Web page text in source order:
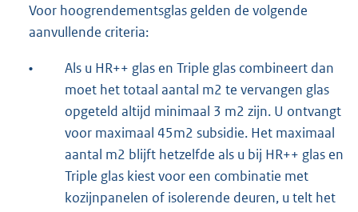
Voor hoogrendementsglas gelden de volgende
aanvullende criteria:
•
Als u HR++ glas en Triple glas combineert dan
moet het totaal aantal m2 te vervangen glas
opgeteld altijd minimaal 3 m2 zijn. U ontvangt
voor maximaal 45m2 subsidie. Het maximaal
aantal m2 blijft hetzelfde als u bij HR++ glas en
Triple glas kiest voor een combinatie met
kozijnpanelen of isolerende deuren, u telt het